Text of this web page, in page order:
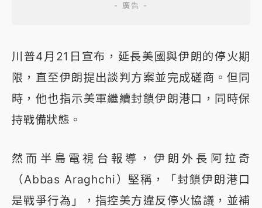
川普4月21日宣布，延長美國與伊朗的停火期
限，直至伊朗提出談判方案並完成磋商。但同
時，他也指示美軍繼續封鎖伊朗港口，同時保
持戰備狀態。
然而半島電視台報導，伊朗外長阿拉奇
（Abbas Araghchi）堅稱，「封鎖伊朗港口
是戰爭行為」，指控美方違反停火協議，並補